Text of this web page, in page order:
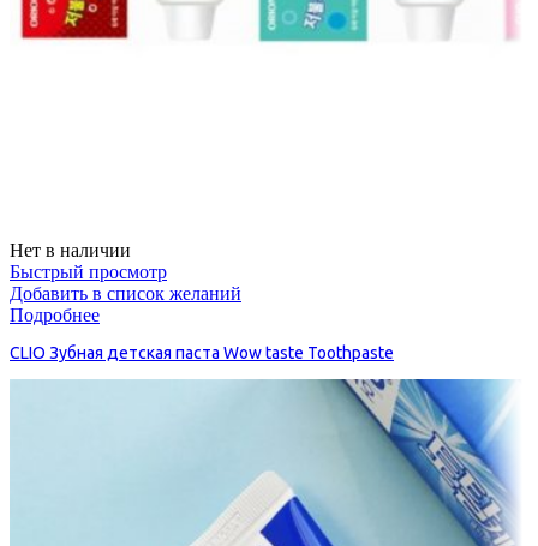
Нет в наличии
Быстрый просмотр
Добавить в список желаний
Подробнее
CLIO Зубная детская паста Wow taste Toothpaste